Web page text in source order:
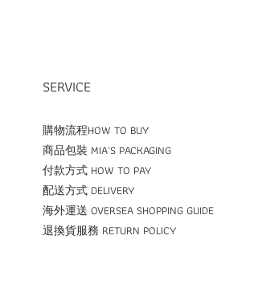
SERVICE
購物流程HOW TO BUY
商品包裝 MIA'S PACKAGING
付款方式 HOW TO PAY
配送方式 DELIVERY
海外運送 OVERSEA SHOPPING GUIDE
退換貨服務 RETURN POLICY